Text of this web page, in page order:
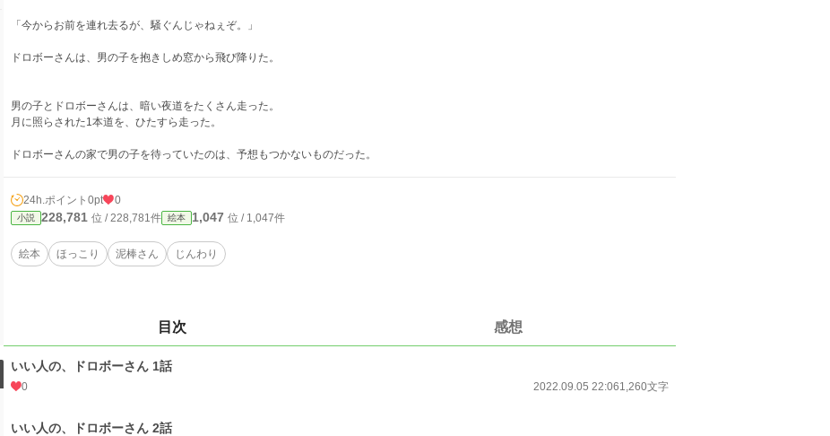
「今からお前を連れ去るが、騒ぐんじゃねぇぞ。」
ドロボーさんは、男の子を抱きしめ窓から飛び降りた。
男の子とドロボーさんは、暗い夜道をたくさん走った。
月に照らされた1本道を、ひたすら走った。
ドロボーさんの家で男の子を待っていたのは、予想もつかないものだった。
24h.ポイント 0pt 0
小説 228,781 位 / 228,781件 絵本 1,047 位 / 1,047件
絵本 ほっこり 泥棒さん じんわり
目次 感想
いい人の、ドロボーさん 1話
0 2022.09.05 22:061,260文字
いい人の、ドロボーさん 2話